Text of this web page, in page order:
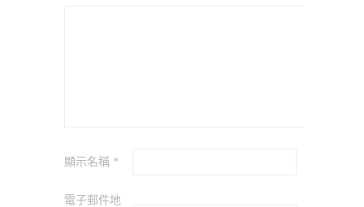
顯示名稱 *
電子郵件地